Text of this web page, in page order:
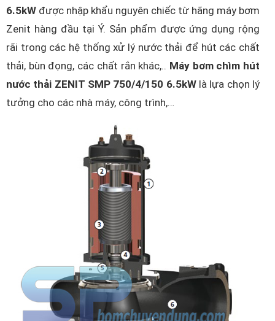
6.5kW được nhập khẩu nguyên chiếc từ hãng máy bơm
Zenit hàng đầu tại Ý. Sản phẩm được ứng dụng rộng
rãi trong các hệ thống xử lý nước thải để hút các chất
thải, bùn đọng, các chất rắn khác,.. Máy bơm chìm hút
nước thải ZENIT SMP 750/4/150 6.5kWlà lựa chọn lý
tưởng cho các nhà máy, công trình,…